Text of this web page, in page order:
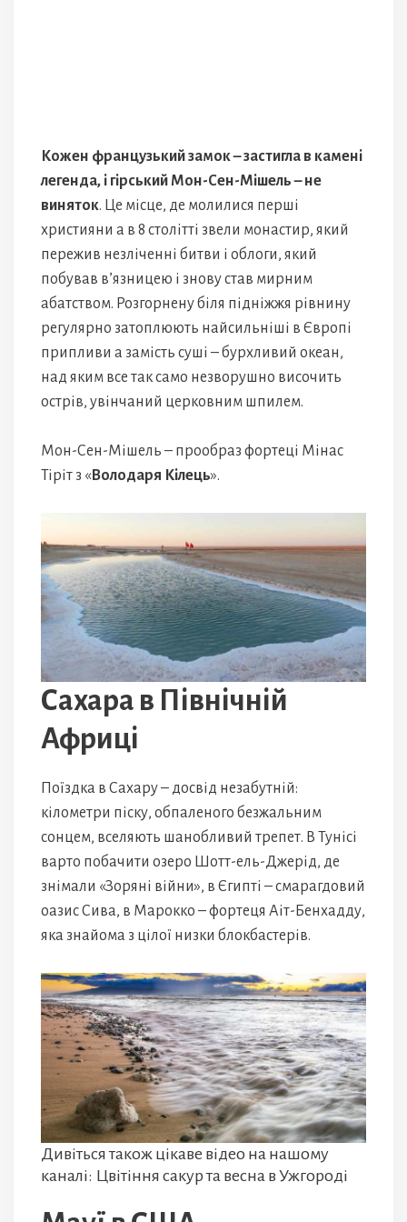
Кожен французький замок – застигла в камені
легенда, і гірський Мон-Сен-Мішель – не
виняток. Це місце, де молилися перші
християни а в 8 столітті звели монастир, який
пережив незліченні битви і облоги, який
побував в’язницею і знову став мирним
абатством. Розгорнену біля підніжжя рівнину
регулярно затоплюють найсильніші в Європі
припливи а замість суші – бурхливий океан,
над яким все так само незворушно височить
острів, увінчаний церковним шпилем.
Мон-Сен-Мішель – прообраз фортеці Мінас
Тіріт з «Володаря Кілець».
Сахара в Північній
Африці
Поїздка в Сахару – досвід незабутній:
кілометри піску, обпаленого безжальним
сонцем, вселяють шанобливий трепет. В Тунісі
варто побачити озеро Шотт-ель-Джерід, де
знімали «Зоряні війни», в Єгипті – смарагдовий
оазис Сива, в Марокко – фортеця Аіт-Бенхадду,
яка знайома з цілої низки блокбастерів.
Дивіться також цікаве відео на нашому
каналі: Цвітіння сакур та весна в Ужгороді